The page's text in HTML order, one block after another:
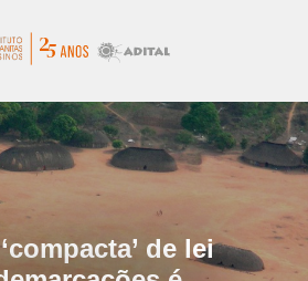
de lei